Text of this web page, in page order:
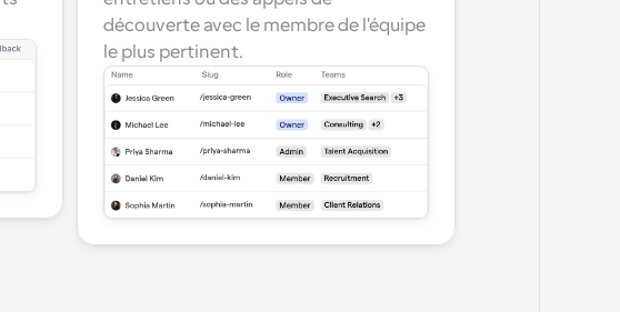
découverte avec le membre de l'équipe
le plus pertinent.